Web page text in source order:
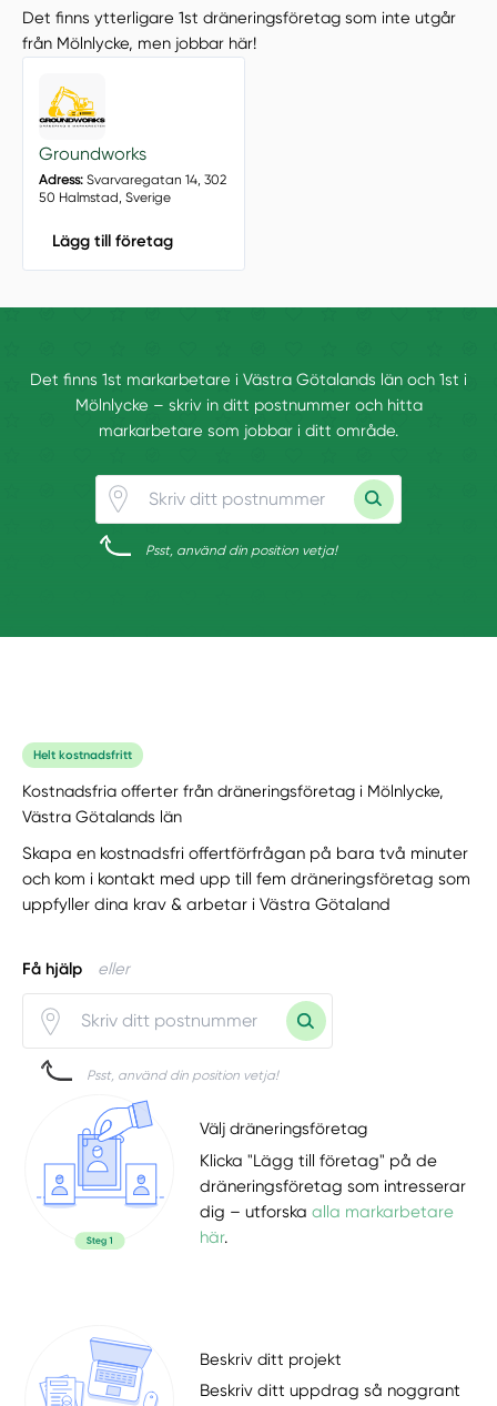
Det finns ytterligare 1st dräneringsföretag som inte utgår
från Mölnlycke, men jobbar här!
Groundworks
Adress:Svarvaregatan 14, 302
50 Halmstad, Sverige
Lägg till företag
Det finns 1st markarbetare i Västra Götalands län och 1st i
Mölnlycke – skriv in ditt postnummer och hitta
markarbetare som jobbar i ditt område.
Psst, använd din position vetja!
Helt kostnadsfritt
Kostnadsfria offerter från dräneringsföretag i Mölnlycke,
Västra Götalands län
Skapa en kostnadsfri offertförfrågan på bara två minuter
och kom i kontakt med upp till fem dräneringsföretag som
uppfyller dina krav & arbetar i Västra Götaland
Få hjälp eller
Psst, använd din position vetja!
Välj dräneringsföretag
Klicka "Lägg till företag" på de
dräneringsföretag som intresserar
dig – utforskaalla markarbetare
här.
Beskriv ditt projekt
Beskriv ditt uppdrag så noggrant